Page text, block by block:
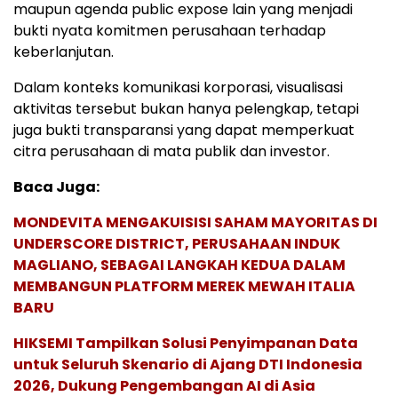
maupun agenda public expose lain yang menjadi
bukti nyata komitmen perusahaan terhadap
keberlanjutan.
Dalam konteks komunikasi korporasi, visualisasi
aktivitas tersebut bukan hanya pelengkap, tetapi
juga bukti transparansi yang dapat memperkuat
citra perusahaan di mata publik dan investor.
Baca Juga:
MONDEVITA MENGAKUISISI SAHAM MAYORITAS DI
UNDERSCORE DISTRICT, PERUSAHAAN INDUK
MAGLIANO, SEBAGAI LANGKAH KEDUA DALAM
MEMBANGUN PLATFORM MEREK MEWAH ITALIA
BARU
HIKSEMI Tampilkan Solusi Penyimpanan Data
untuk Seluruh Skenario di Ajang DTI Indonesia
2026, Dukung Pengembangan AI di Asia